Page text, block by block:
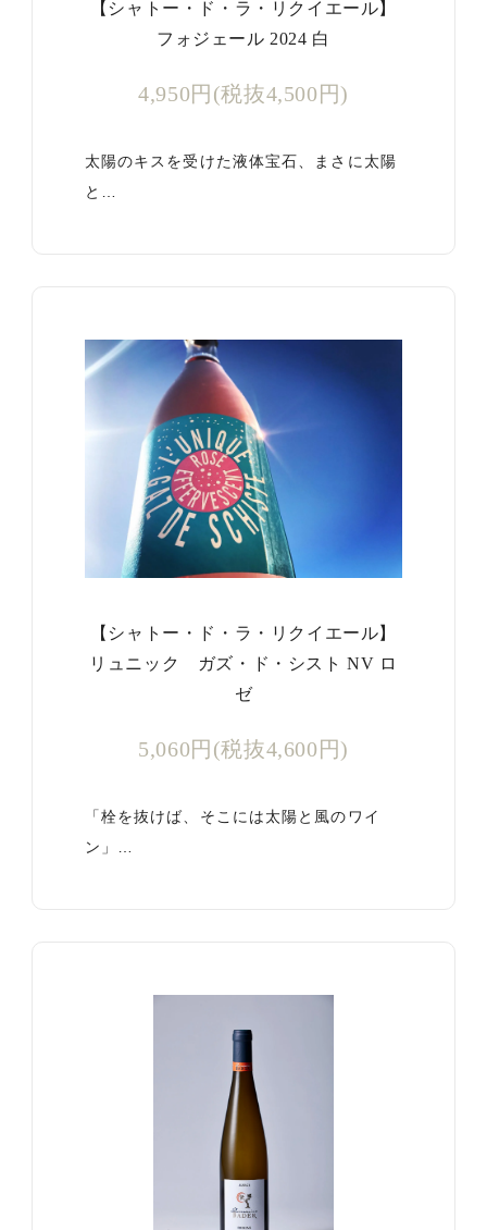
【シャトー・ド・ラ・リクイエール】
フォジェール 2024 白
4,950円(税抜4,500円)
太陽のキスを受けた液体宝石、まさに太陽
と…
【シャトー・ド・ラ・リクイエール】
リュニック ガズ・ド・シスト NV ロ
ゼ
5,060円(税抜4,600円)
「栓を抜けば、そこには太陽と風のワイ
ン」…